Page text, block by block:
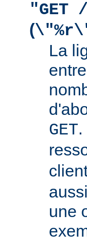
"GET
(
La
GET
une